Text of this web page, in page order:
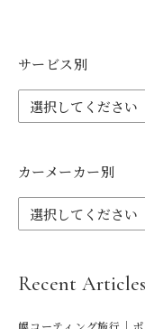
サービス別
カーメーカー別
Recent Articles
幌コーティング施行｜